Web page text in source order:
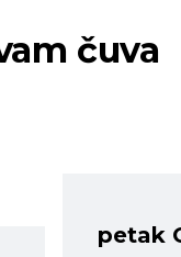
čuva
petak